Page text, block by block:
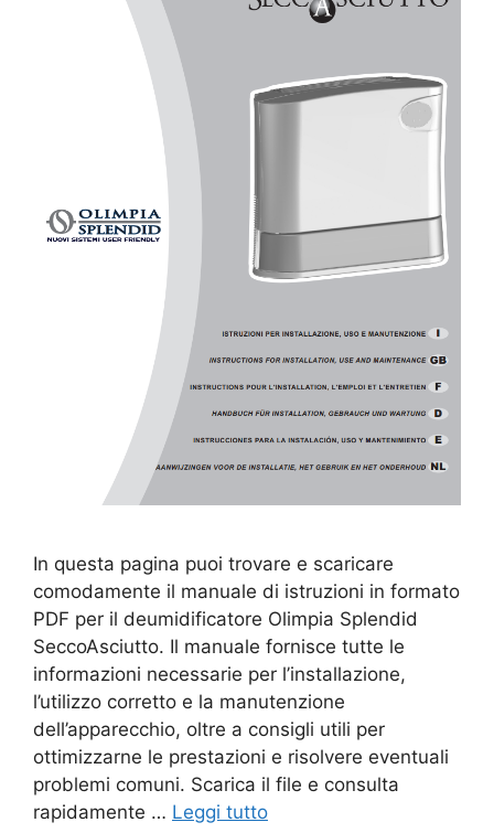
In questa pagina puoi trovare e scaricare
comodamente il manuale di istruzioni in formato
PDF per il deumidificatore Olimpia Splendid
SeccoAsciutto. Il manuale fornisce tutte le
informazioni necessarie per l’installazione,
l’utilizzo corretto e la manutenzione
dell’apparecchio, oltre a consigli utili per
ottimizzarne le prestazioni e risolvere eventuali
problemi comuni. Scarica il file e consulta
rapidamente … Leggi tutto